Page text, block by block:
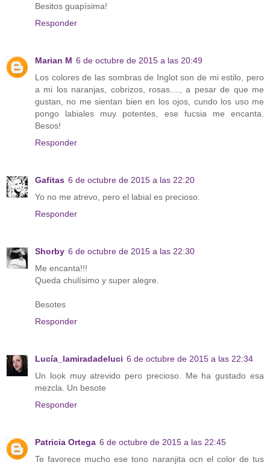
Besitos guapísima!
Responder
Marian M 6 de octubre de 2015 a las 20:49
Los colores de las sombras de Inglot son de mi estilo, pero
a mi los naranjas, cobrizos, rosas...., a pesar de que me
gustan, no me sientan bien en los ojos, cundo los uso me
pongo labiales muy potentes, ese fucsia me encanta.
Besos!
Responder
Gafitas 6 de octubre de 2015 a las 22:20
Yo no me atrevo, pero el labial es precioso.
Responder
Shorby 6 de octubre de 2015 a las 22:30
Me encanta!!!
Queda chulísimo y super alegre.
Besotes
Responder
Lucía_lamiradadeluci 6 de octubre de 2015 a las 22:34
Un look muy atrevido pero precioso. Me ha gustado esa
mezcla. Un besote
Responder
Patricia Ortega 6 de octubre de 2015 a las 22:45
Te favorece mucho ese tono naranjita ocn el color de tus